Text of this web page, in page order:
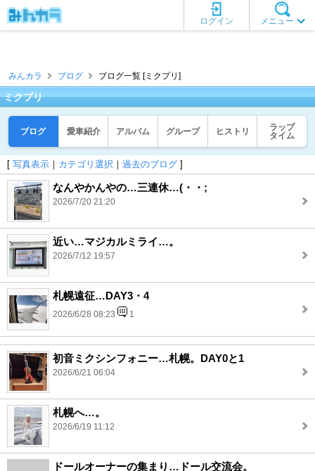
メニュー
ログイン
みんカラ ブログ ブログ一覧 [ミクプリ]
ミクプリ
ブログ 愛車紹介 アルバム グループ ヒストリ
ラップ
タイム
[ 写真表示 ｜ カテゴリ選択 ｜ 過去のブログ ]
なんやかんやの…三連休…(・・;
2026/7/20 21:20
近い…マジカルミライ…。
2026/7/12 19:57
札幌遠征…DAY3・4
2026/6/28 08:23 1
初音ミクシンフォニー…札幌。DAY0と1
2026/6/21 06:04
札幌へ…。
2026/6/19 11:12
ドールオーナーの集まり…ドール交流会。